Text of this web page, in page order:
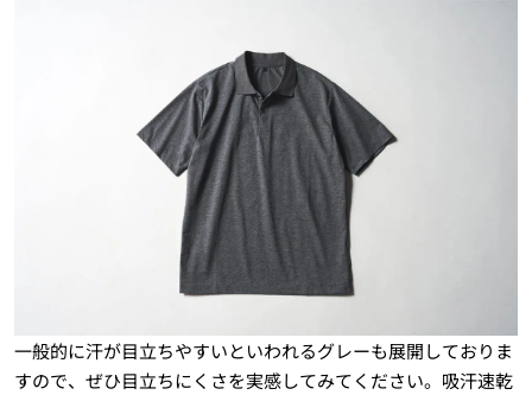
一般的に汗が目立ちやすいといわれるグレーも展開しておりま
すので、ぜひ目立ちにくさを実感してみてください。吸汗速乾